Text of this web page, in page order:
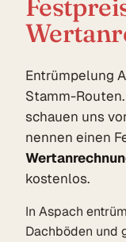
Entrümpelung
Stamm-
schauen uns
nennen einen
kostenlos.
In Aspach
Dachböden und